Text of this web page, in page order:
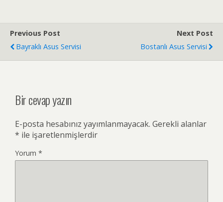
Previous Post
Bayraklı Asus Servisi
Next Post
Bostanlı Asus Servisi
Bir cevap yazın
E-posta hesabınız yayımlanmayacak. Gerekli alanlar
* ile işaretlenmişlerdir
Yorum *